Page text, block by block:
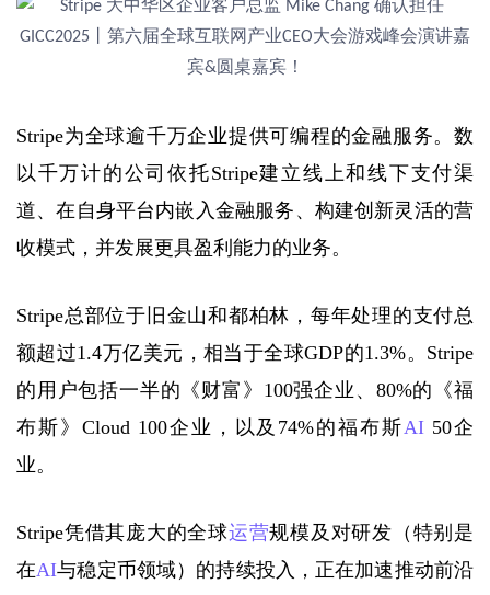
Stripe为全球逾千万企业提供可编程的金融服务。数
以千万计的公司依托Stripe建立线上和线下支付渠
道、在自身平台内嵌入金融服务、构建创新灵活的营
收模式，并发展更具盈利能力的业务。
Stripe总部位于旧金山和都柏林，每年处理的支付总
额超过1.4万亿美元，相当于全球GDP的1.3%。Stripe
的用户包括一半的《财富》100强企业、80%的《福
布斯》Cloud 100企业，以及74%的福布斯AI 50企
业。
Stripe凭借其庞大的全球运营规模及对研发（特别是
在AI与稳定币领域）的持续投入，正在加速推动前沿